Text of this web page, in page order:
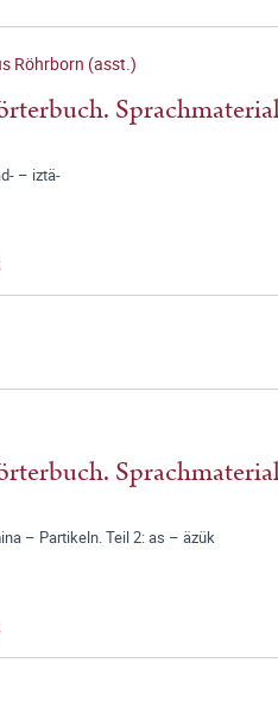
Röhrborn (asst.)
– iztä-
– Partikeln. Teil 2: as – äzük